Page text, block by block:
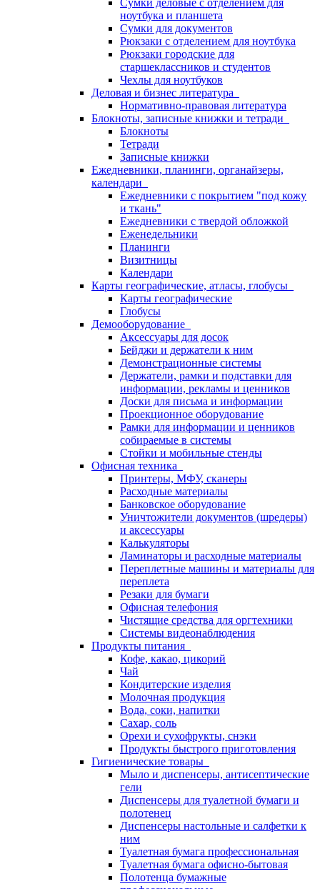
Сумки деловые с отделением для
ноутбука и планшета
Сумки для документов
Рюкзаки с отделением для ноутбука
Рюкзаки городские для
старшеклассников и студентов
Чехлы для ноутбуков
Деловая и бизнес литература
Нормативно-правовая литература
Блокноты, записные книжки и тетради
Блокноты
Тетради
Записные книжки
Ежедневники, планинги, органайзеры,
календари
Ежедневники с покрытием "под кожу
и ткань"
Ежедневники с твердой обложкой
Еженедельники
Планинги
Визитницы
Календари
Карты географические, атласы, глобусы
Карты географические
Глобусы
Демооборудование
Аксессуары для досок
Бейджи и держатели к ним
Демонстрационные системы
Держатели, рамки и подставки для
информации, рекламы и ценников
Доски для письма и информации
Проекционное оборудование
Рамки для информации и ценников
собираемые в системы
Стойки и мобильные стенды
Офисная техника
Принтеры, МФУ, сканеры
Расходные материалы
Банковское оборудование
Уничтожители документов (шредеры)
и аксессуары
Калькуляторы
Ламинаторы и расходные материалы
Переплетные машины и материалы для
переплета
Резаки для бумаги
Офисная телефония
Чистящие средства для оргтехники
Системы видеонаблюдения
Продукты питания
Кофе, какао, цикорий
Чай
Кондитерские изделия
Молочная продукция
Вода, соки, напитки
Сахар, соль
Орехи и сухофрукты, снэки
Продукты быстрого приготовления
Гигиенические товары
Мыло и диспенсеры, антисептические
гели
Диспенсеры для туалетной бумаги и
полотенец
Диспенсеры настольные и салфетки к
ним
Туалетная бумага профессиональная
Туалетная бумага офисно-бытовая
Полотенца бумажные